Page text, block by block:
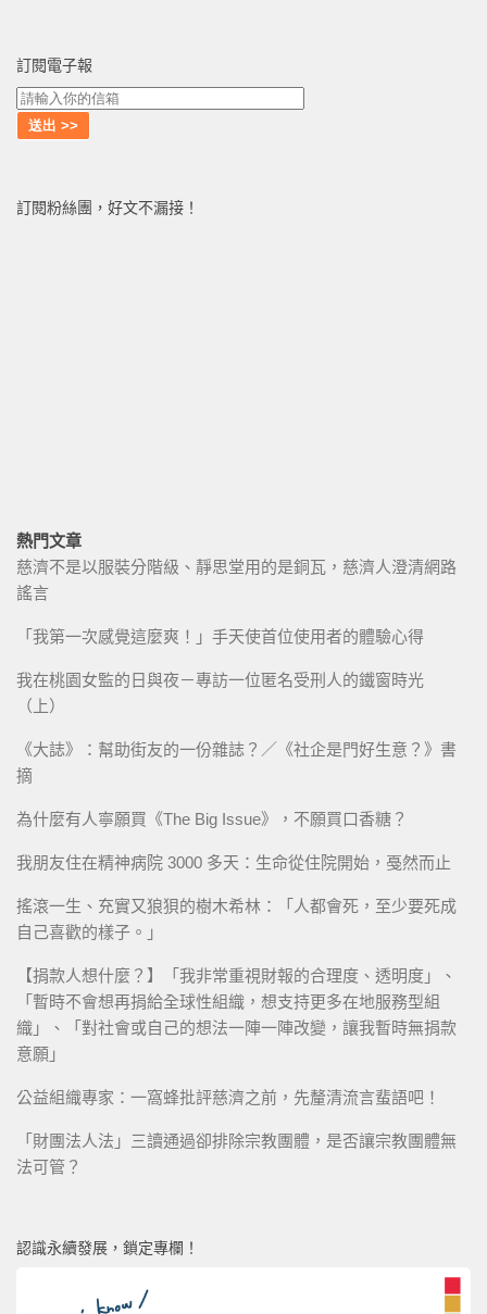
訂閱電子報
訂閱粉絲團，好文不漏接！
熱門文章
慈濟不是以服裝分階級、靜思堂用的是銅瓦，慈濟人澄清網路
謠言
「我第一次感覺這麼爽！」手天使首位使用者的體驗心得
我在桃園女監的日與夜－專訪一位匿名受刑人的鐵窗時光
（上）
《大誌》：幫助街友的一份雜誌？／《社企是門好生意？》書
摘
為什麼有人寧願買《The Big Issue》，不願買口香糖？
我朋友住在精神病院 3000 多天：生命從住院開始，戞然而止
搖滾一生、充實又狼狽的樹木希林：「人都會死，至少要死成
自己喜歡的樣子。」
【捐款人想什麼？】「我非常重視財報的合理度、透明度」、
「暫時不會想再捐給全球性組織，想支持更多在地服務型組
織」、「對社會或自己的想法一陣一陣改變，讓我暫時無捐款
意願」
公益組織專家：一窩蜂批評慈濟之前，先釐清流言蜚語吧！
「財團法人法」三讀通過卻排除宗教團體，是否讓宗教團體無
法可管？
認識永續發展，鎖定專欄！